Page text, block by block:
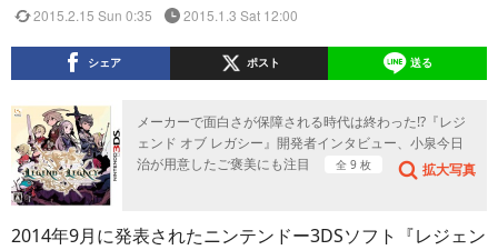
2015.2.15 Sun 0:35 2015.1.3 Sat 12:00
シェア ポスト 送る
メーカーで面白さが保障される時代は終わった!?『レジ
ェンド オブ レガシー』開発者インタビュー、小泉今日
治が用意したご褒美にも注目
全 9 枚 拡大写真
2014年9月に発表されたニンテンドー3DSソフト『レジェン